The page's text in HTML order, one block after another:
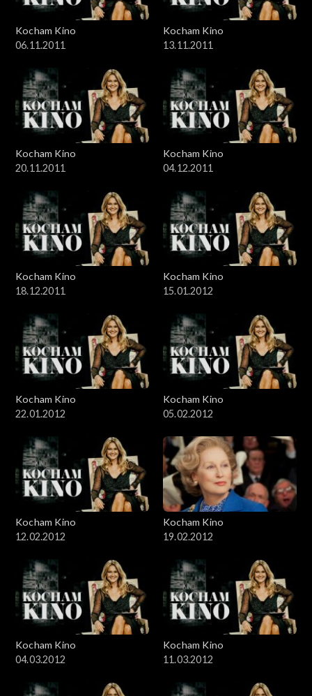
Kocham Kino
06.11.2011
Kocham Kino
13.11.2011
Kocham Kino
20.11.2011
Kocham Kino
04.12.2011
Kocham Kino
18.12.2011
Kocham Kino
15.01.2012
Kocham Kino
22.01.2012
Kocham Kino
05.02.2012
Kocham Kino
12.02.2012
Kocham Kino
19.02.2012
Kocham Kino
04.03.2012
Kocham Kino
11.03.2012